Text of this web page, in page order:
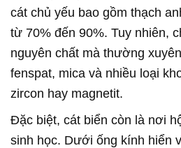
cát chủ yếu bao gồm thạch
từ 70% đến 90%. Tuy nhiên,
nguyên chất mà thường
fenspat, mica và nhiều loại
zircon hay magnetit.
Đặc biệt, cát biển còn là nơi
sinh học. Dưới ống kính hiển